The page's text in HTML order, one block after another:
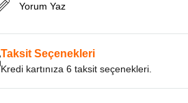
Yorum Yaz
Taksit Seçenekleri
Kredi kartınıza 6 taksit seçenekleri.